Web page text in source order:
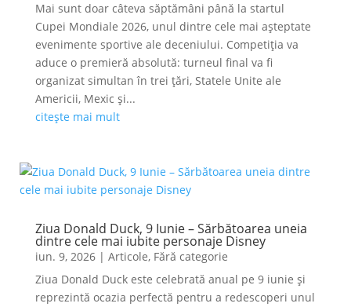
Mai sunt doar câteva săptămâni până la startul
Cupei Mondiale 2026, unul dintre cele mai așteptate
evenimente sportive ale deceniului. Competiția va
aduce o premieră absolută: turneul final va fi
organizat simultan în trei țări, Statele Unite ale
Americii, Mexic și...
citește mai mult
Ziua Donald Duck, 9 Iunie – Sărbătoarea uneia
dintre cele mai iubite personaje Disney
iun. 9, 2026| Articole, Fără categorie
Ziua Donald Duck este celebrată anual pe 9 iunie și
reprezintă ocazia perfectă pentru a redescoperi unul